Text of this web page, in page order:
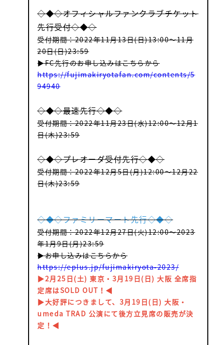
TOP
NEWS
MEDIA
MOVIE
GOODS
FANCLUB
COLUMN
◇◆◇オフィシャルファンクラブチケット
先行受付◇◆◇
受付期間：2022年11月13日(日)13:00～11月
20日(日)23:59
▶FC先行のお申し込みはこちらから
https://fujimakiryotafan.com/contents/5
94940
◇◆◇最速先行◇◆◇
受付期間：2022年11月23日(水)12:00～12月1
日(木)23:59
◇◆◇プレオーダ受付先行◇◆◇
受付期間：2022年12月5日(月)12:00～12月22
日(木)23:59
◇◆◇ファミリーマート先行◇◆◇
受付期間：2022年12月27日(火)12:00～2023
年1月9日(月)23:59
▶お申し込みはこちらから
https://eplus.jp/fujimakiryota-2023/
▶2月25日(土) 東京・3月19日(日) 大阪 全席指
定席はSOLD OUT！ ◀
▶大好評につきまして、3月19日(日) 大阪・
umeda TRAD 公演にて後方立見席の販売が決
定！◀